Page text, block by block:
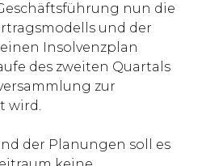
nun die
und der
Insolvenzplan
des zweiten Quartals
zur
wird.
der Planungen soll es